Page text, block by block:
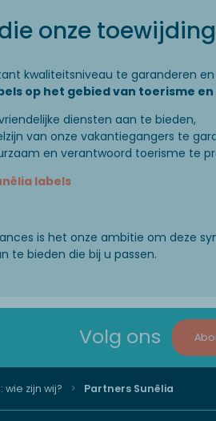
onze
kwaliteitsniveau te garanderen
op het gebied van toerisme
diensten aan te bieden,
van onze vakantiegangers te
en verantwoord toerisme te
labels
is het onze ambitie om deze
te bieden die bij u passen.
Volg ons
zijn wij? Partners Sunêlia